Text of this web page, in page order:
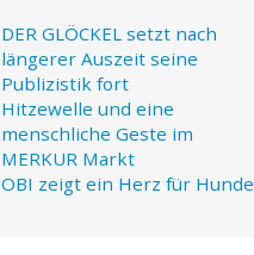
DER GLÖCKEL setzt nach
längerer Auszeit seine
Publizistik fort
Hitzewelle und eine
menschliche Geste im
MERKUR Markt
OBI zeigt ein Herz für Hunde